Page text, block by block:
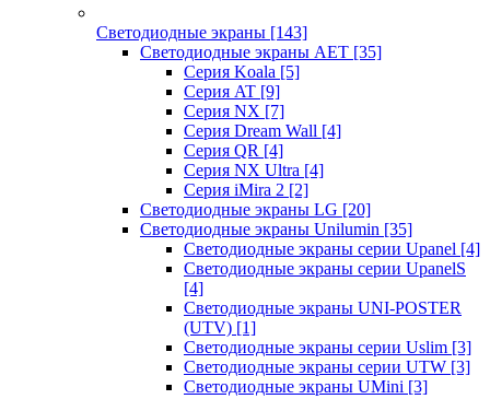
Светодиодные экраны [143]
Светодиодные экраны AET [35]
Cерия Koala [5]
Серия AT [9]
Серия NX [7]
Серия Dream Wall [4]
Серия QR [4]
Серия NX Ultra [4]
Серия iMira 2 [2]
Светодиодные экраны LG [20]
Светодиодные экраны Unilumin [35]
Светодиодные экраны серии Upanel [4]
Светодиодные экраны серии UpanelS
[4]
Светодиодные экраны UNI-POSTER
(UTV) [1]
Светодиодные экраны серии Uslim [3]
Светодиодные экраны серии UTW [3]
Светодиодные экраны UMini [3]